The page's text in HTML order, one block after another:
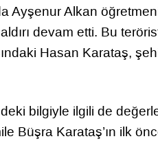
Ayşenur Alkan
devam etti. Bu terörist
Hasan Karataş,
bilgiyle ilgili de
Büşra Karataş’ın ilk